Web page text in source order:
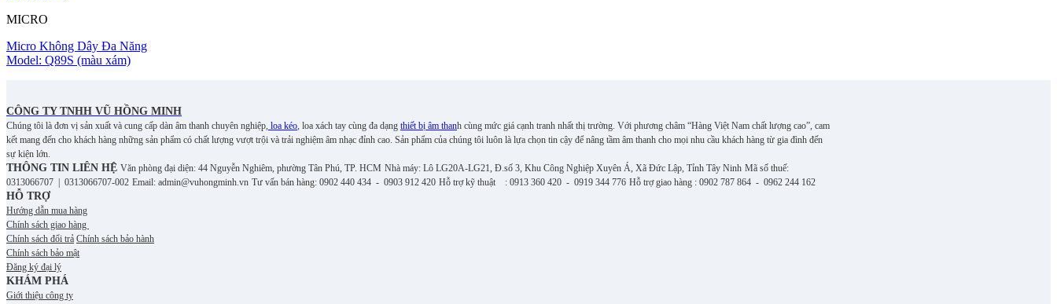
MICRO
Micro Không Dây Đa Năng
Model: Q89S (màu xám)
CÔNG TY TNHH VŨ HỒNG MINH
Chúng tôi là đơn vị sản xuất và cung cấp dàn âm thanh chuyên nghiệp, loa kéo, loa xách tay cùng đa dạng thiết bị âm thanh cùng mức giá cạnh tranh nhất thị trường. Với phương châm “Hàng Việt Nam chất lượng cao”, cam
kết mang đến cho khách hàng những sản phẩm có chất lượng vượt trội và trải nghiệm âm nhạc đỉnh cao. Sản phẩm của chúng tôi luôn là lựa chọn tin cậy để nâng tầm âm thanh cho mọi nhu cầu khách hàng từ gia đình đến
sự kiện lớn.
THÔNG TIN LIÊN HỆ Văn phòng đại diện: 44 Nguyễn Nghiêm, phường Tân Phú, TP. HCM Nhà máy: Lô LG20A-LG21, Đ.số 3, Khu Công Nghiệp Xuyên Á, Xã Đức Lập, Tỉnh Tây Ninh Mã số thuế:
0313066707 | 0313066707-002 Email: admin@vuhongminh.vn Tư vấn bán hàng: 0902 440 434 - 0903 912 420 Hỗ trợ kỹ thuật : 0913 360 420 - 0919 344 776 Hỗ trợ giao hàng : 0902 787 864 - 0962 244 162
HỖ TRỢ
Hướng dẫn mua hàng
Chính sách giao hàng
Chính sách đổi trả Chính sách bảo hành
Chính sách bảo mật
Đăng ký đại lý
KHÁM PHÁ
Giới thiệu công ty